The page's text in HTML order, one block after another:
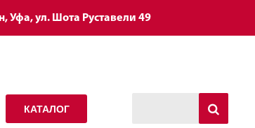
Уфа, ул. Шота Руставели 49
КАТАЛОГ